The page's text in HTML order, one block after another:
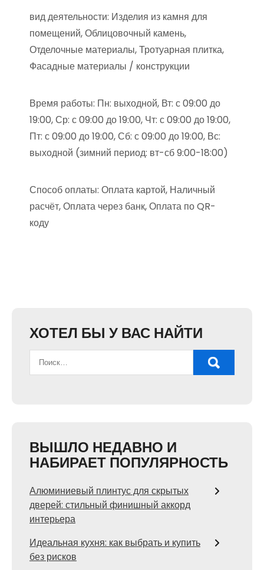
вид деятельности: Изделия из камня для
помещений, Облицовочный камень,
Отделочные материалы, Тротуарная плитка,
Фасадные материалы / конструкции
Время работы: Пн: выходной, Вт: с 09:00 до
19:00, Ср: с 09:00 до 19:00, Чт: с 09:00 до 19:00,
Пт: с 09:00 до 19:00, Сб: с 09:00 до 19:00, Вс:
выходной (зимний период: вт-сб 9:00-18:00)
Способ оплаты: Оплата картой, Наличный
расчёт, Оплата через банк, Оплата по QR-
коду
ХОТЕЛ БЫ У ВАС НАЙТИ
ВЫШЛО НЕДАВНО И
НАБИРАЕТ ПОПУЛЯРНОСТЬ
Алюминиевый плинтус для скрытых
дверей: стильный финишный аккорд
интерьера
Идеальная кухня: как выбрать и купить
без рисков